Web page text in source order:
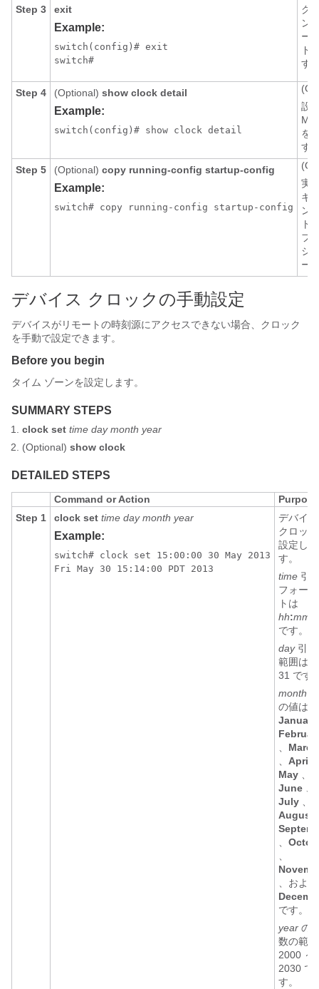
Step 3
exit
Example:
switch(config)# exit
switch#
グ
ン
ー
ド
す
Step 4 (Optional) show clock detail
Example:
switch(config)# show clock detail
設
を
す
Step 5
(Optional) copy running-config startup-config
Example:
switch# copy running-config startup-config
実
ギ
ン
ト
フ
シ
ー
デバイス クロックの手動設定
デバイスがリモートの時刻源にアクセスできない場合、クロック
を手動で設定できます。
Before you begin
タイム ゾーンを設定します。
SUMMARY STEPS
clock set time day month year
(Optional) show clock
DETAILED STEPS
Command or Action
Purpose
Step 1
clock set time day month year
Example:
switch# clock set 15:00:00 30 May 2013
Fri May 30 15:14:00 PDT 2013
デバイス
クロッ
設定しま
す。
time 引
フォー
トは
hh:mm
です。
day引数
範囲は 1
31 です
month
の値は
January
March
April
May
June
July
August
、および
です。
year の
数の範
2000 ～
2030 で
す。